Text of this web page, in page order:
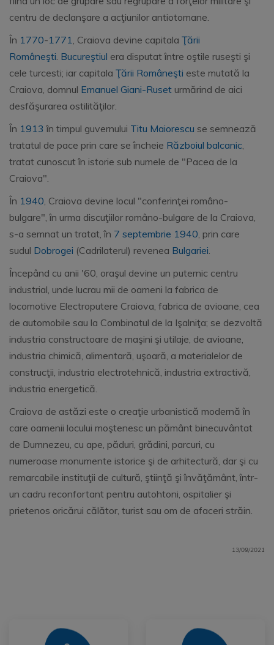
centru de declanşare a acţiunilor antiotomane.
În 1770-1771, Craiova devine capitala Ţării
Româneşti. Bucureştiul era disputat între oştile ruseşti şi
cele turcesti; iar capitala Ţării Româneşti este mutată la
Craiova, domnul Emanuel Giani-Ruset urmărind de aici
desfăşurarea ostilităţilor.
În 1913 în timpul guvernului Titu Maiorescu se semnează
tratatul de pace prin care se încheie Războiul balcanic,
tratat cunoscut în istorie sub numele de "Pacea de la
Craiova".
În 1940, Craiova devine locul "conferinţei româno-
bulgare", în urma discuţiilor româno-bulgare de la Craiova,
s-a semnat un tratat, în 7 septembrie 1940, prin care
sudul Dobrogei (Cadrilaterul) revenea Bulgariei.
Începând cu anii '60, oraşul devine un puternic centru
industrial, unde lucrau mii de oameni la fabrica de
locomotive Electroputere Craiova, fabrica de avioane, cea
de automobile sau la Combinatul de la Işalniţa; se dezvoltă
industria constructoare de maşini şi utilaje, de avioane,
industria chimică, alimentară, uşoară, a materialelor de
construcţii, industria electrotehnică, industria extractivă,
industria energetică.
Craiova de astăzi este o creaţie urbanistică modernă în
care oamenii locului moştenesc un pământ binecuvântat
de Dumnezeu, cu ape, păduri, grădini, parcuri, cu
numeroase monumente istorice şi de arhitectură, dar şi cu
remarcabile instituţii de cultură, ştiinţă şi învăţământ, într-
un cadru reconfortant pentru autohtoni, ospitalier şi
prietenos oricărui călător, turist sau om de afaceri străin.
13/09/2021